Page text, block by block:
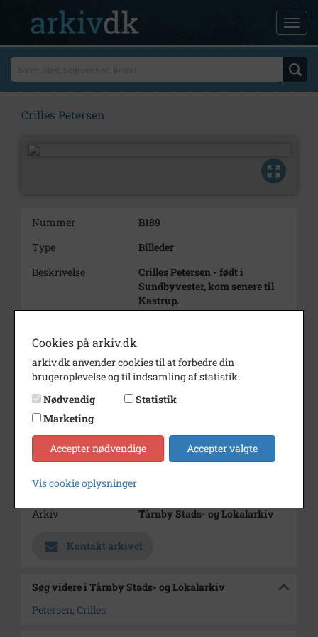
Crilles Petersen
Nummer
B189
Type
Billeder
Beskrivelse
Crilles Petersen - født i
Sundbyvester, kom senere til
Kastrup.
Dateringsnote
Tidligere sat til 1880-1890
Materiale
Se på kort
Type
Kommune (1970-2050)
Enhed
Arkiv
Tårnby Stads- og Lokalarkiv
Kontakt arkivet
Søg videre i Tårnby Stads- og Lokalarkiv
Petersen, Crilles
Cookies på arkiv.dk
arkiv.dk anvender cookies til at forbedre din
brugeroplevelse og til indsamling af statistik.
Nødvendig
Statistik
Marketing
Accepter nødvendige Accepter valgte
Vis cookie oplysninger